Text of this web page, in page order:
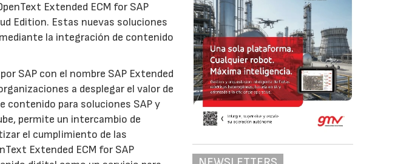
Extended ECM for SAP
Edition. Estas nuevas soluciones
la integración de contenido
SAP con el nombre SAP Extended
a desplegar el valor de
contenido para soluciones SAP y
permite un intercambio de
el cumplimiento de las
Extended ECM for SAP